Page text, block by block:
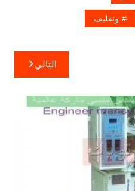
وتغليف
التالي